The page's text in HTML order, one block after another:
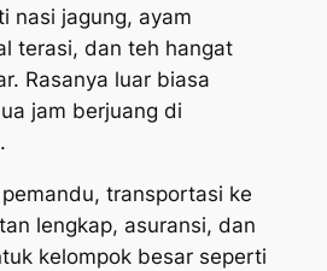
nasi jagung, ayam
terasi, dan teh hangat
Rasanya luar biasa
jam berjuang di
transportasi ke
lengkap, asuransi, dan
kelompok besar seperti